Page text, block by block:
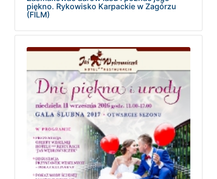
piękno. Rykowisko Karpackie w Zagórzu
(FILM)